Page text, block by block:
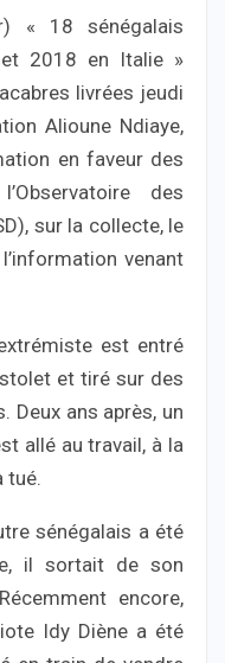
« 18 sénégalais
2018 en Italie »
livrées jeudi
Alioune Ndiaye,
en faveur des
des
sur la collecte, le
venant
est entré
et tiré sur des
Deux ans après, un
allé au travail, à la
tué.
sénégalais a été
il sortait de son
encore,
Idy Diène a été